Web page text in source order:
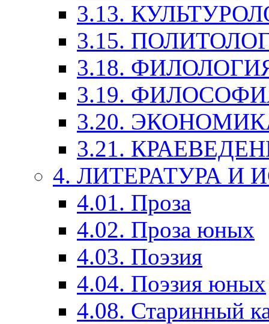
3.13.
3.15.
3.18.
3.19.
3.20.
3.21.
4. ЛИТЕРАТУРА И
4.01. Проза
4.02. Проза юных
4.03. Поэзия
4.04. Поэзия юных
4.08. Старинный